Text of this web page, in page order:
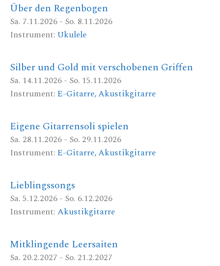
Über den Regenbogen
Sa. 7.11.2026 - So. 8.11.2026
Instrument:Ukulele
Silber und Gold mit verschobenen Griffen
Sa. 14.11.2026 - So. 15.11.2026
Instrument:E-Gitarre, Akustikgitarre
Eigene Gitarrensoli spielen
Sa. 28.11.2026 - So. 29.11.2026
Instrument:E-Gitarre, Akustikgitarre
Lieblingssongs
Sa. 5.12.2026 - So. 6.12.2026
Instrument:Akustikgitarre
Mitklingende Leersaiten
Sa. 20.2.2027 - So. 21.2.2027